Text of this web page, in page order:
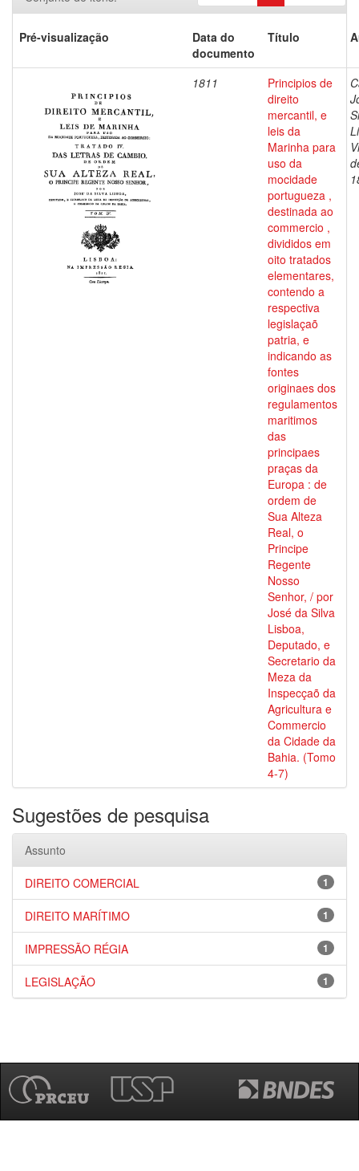
Pré-visualização
Data do
documento
Título
1811
Principios de
direito
mercantil, e
leis da
Marinha para
uso da
mocidade
portugueza ,
destinada ao
commercio ,
divididos em
oito tratados
elementares,
contendo a
respectiva
legislaçaõ
patria, e
indicando as
fontes
originaes dos
regulamentos
maritimos
das
principaes
praças da
Europa : de
ordem de
Sua Alteza
Real, o
Principe
Regente
Nosso
Senhor, / por
José da Silva
Lisboa,
Deputado, e
Secretario da
Meza da
Inspecçaõ da
Agricultura e
Commercio
da Cidade da
Bahia. (Tomo
4-7)
Sugestões de pesquisa
Assunto
1
DIREITO COMERCIAL
1
DIREITO MARÍTIMO
1
IMPRESSÃO RÉGIA
1
LEGISLAÇÃO